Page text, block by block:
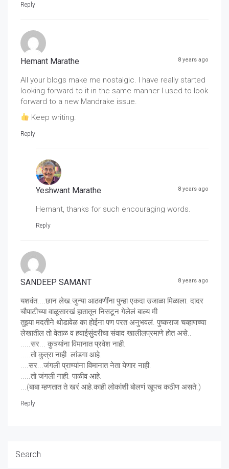
Reply
Hemant Marathe 8 years ago
All your blogs make me nostalgic. I have really started
looking forward to it in the same manner I used to look
forward to a new Mandrake issue.
Keep writing.
Reply
Yeshwant Marathe 8 years ago
Hemant, thanks for such encouraging words.
Reply
SANDEEP SAMANT 8 years ago
यशवंत....छान लेख.जुन्या आठवणींना पुन्हा एकदा उजाळा मिळाला. दादर
चौपाटीच्या वाळूसारखं हातातून निसटून गेलेलं बाल्य मी
तुझ्या मदतीने थोडावेळ का होईना पण परत अनुभवलं. पुष्कराज चव्हाणच्या
लेखातील तो वेताळ व हवाईसुंदरीचा संवाद खालीलप्रमाणे होत असे..
.....सर... कुत्र्यांना विमानात प्रवेश नाही.
.....तो कुत्रा नाही. लांडगा आहे.
....सर...जंगली प्राण्यांना विमानात नेता येणार नाही.
.....तो जंगली नाही. पाळीव आहे.
...(बाबा म्हणतात ते खरं आहे.काही लोकांशी बोलणं खूपच कठीण असते.)
Reply
Search